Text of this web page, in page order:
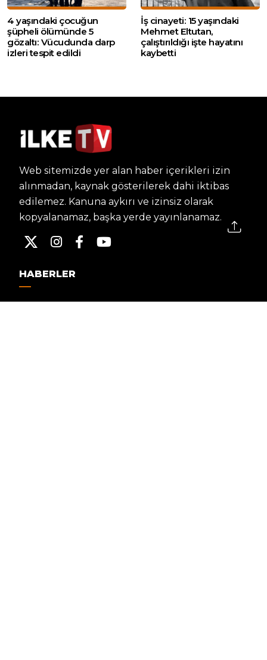
4 yaşındaki çocuğun
şüpheli ölümünde 5
gözaltı: Vücudunda darp
izleri tespit edildi
İş cinayeti: 15 yaşındaki
Mehmet Eltutan,
çalıştırıldığı işte hayatını
kaybetti
Web sitemizde yer alan haber içerikleri izin
alınmadan, kaynak gösterilerek dahi iktibas
edilemez. Kanuna aykırı ve izinsiz olarak
kopyalanamaz, başka yerde yayınlanamaz.
HABERLER